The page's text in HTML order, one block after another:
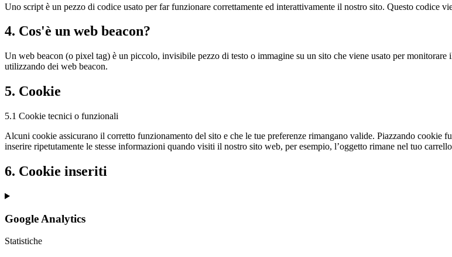
Uno script è un pezzo di codice usato per far funzionare correttamente ed interattivamente il nostro sito. Questo codice
4. Cos'è un web beacon?
Un web beacon (o pixel tag) è un piccolo, invisibile pezzo di testo o immagine su un sito che viene usato per
utilizzando dei web beacon.
5. Cookie
5.1 Cookie tecnici o funzionali
Alcuni cookie assicurano il corretto funzionamento del sito e che le tue preferenze rimangano valide. Piazzando
inserire ripetutamente le stesse informazioni quando visiti il nostro sito web, per esempio, l’oggetto rimane nel tuo
6. Cookie inseriti
Google Analytics
Statistiche